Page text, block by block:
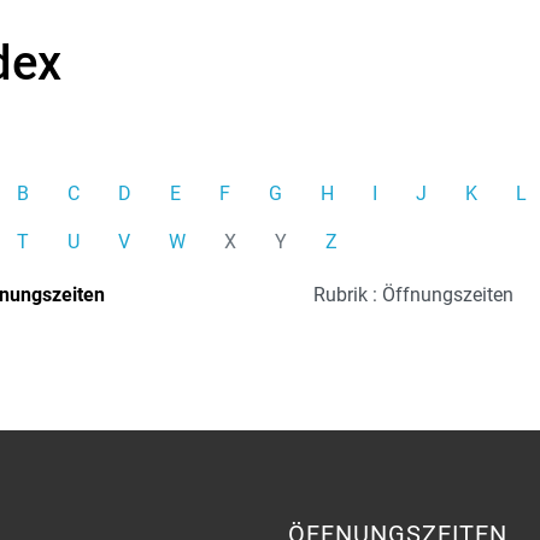
B C D E F G H I J K L
T U V W X Y Z
Rubrik : Öffnungszeiten
ÖFFNUNGSZEITEN